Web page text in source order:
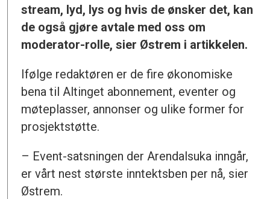
stream, lyd, lys og hvis de ønsker det, kan
de også gjøre avtale med oss om
moderator-rolle, sier Østrem i artikkelen.
Ifølge redaktøren er de fire økonomiske
bena til Altinget abonnement, eventer og
møteplasser, annonser og ulike former for
prosjektstøtte.
– Event-satsningen der Arendalsuka inngår,
er vårt nest største inntektsben per nå, sier
Østrem.